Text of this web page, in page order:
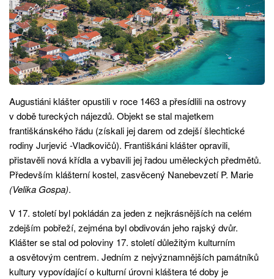
Augustiáni klášter opustili v roce 1463 a přesídlili na ostrovy
v době tureckých nájezdů. Objekt se stal majetkem
františkánského řádu (získali jej darem od zdejší šlechtické
rodiny Jurjević -Vladkovičů). Františkáni klášter opravili,
přistavěli nová křídla a vybavili jej řadou uměleckých předmětů.
Především klášterní kostel, zasvěcený Nanebevzetí P. Marie
(Velika Gospa).
V 17. století byl pokládán za jeden z nejkrásnějších na celém
zdejším pobřeží, zejména byl obdivován jeho rajský dvůr.
Klášter se stal od poloviny 17. století důležitým kulturním
a osvětovým centrem. Jedním z nejvýznamnějších památníků
kultury vypovídající o kulturní úrovni kláštera té doby je